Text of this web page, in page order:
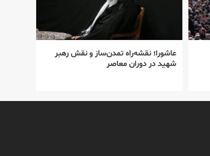
عاشورا؛ نقشه‌راه تمدن‌ساز و نقش رهبر
شهید در دوران معاصر